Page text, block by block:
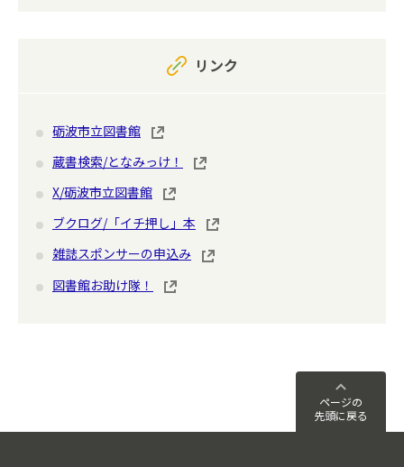
リンク
砺波市立図書館
蔵書検索/となみっけ！
X/砺波市立図書館
ブクログ/「イチ押し」本
雑誌スポンサーの申込み
図書館お助け隊！
ページの
先頭に戻る